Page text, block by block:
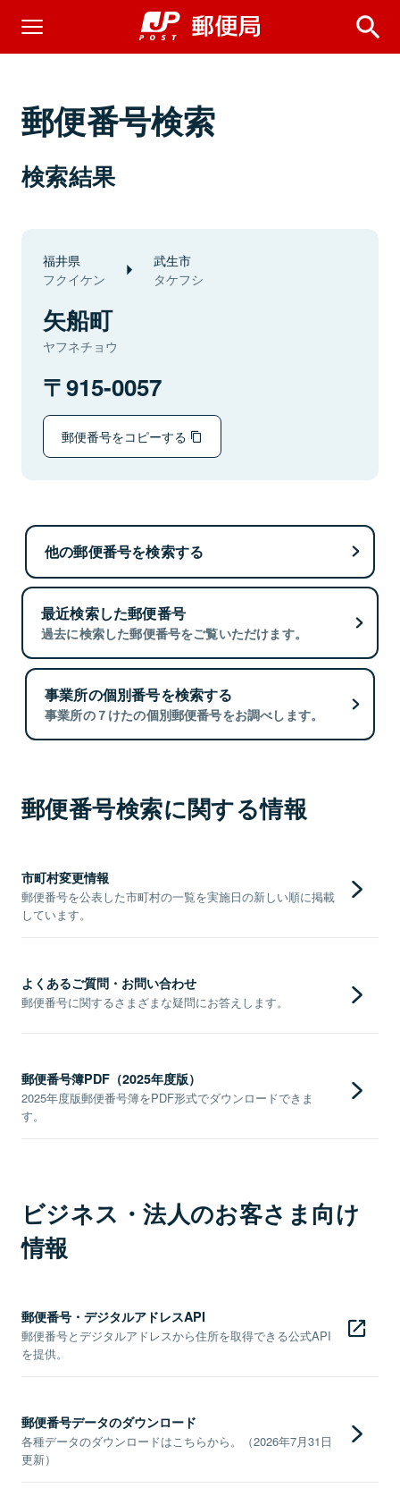
郵便番号検索
検索結果
福井県
フクイケン
武生市
タケフシ
矢船町
ヤフネチョウ
915-0057
郵便番号をコピーする
他の郵便番号を検索する
最近検索した郵便番号
過去に検索した郵便番号をご覧いただけます。
事業所の個別番号を検索する
事業所の７けたの個別郵便番号をお調べします。
郵便番号検索に関する情報
市町村変更情報
郵便番号を公表した市町村の一覧を実施日の新しい順に掲載
しています。
よくあるご質問・お問い合わせ
郵便番号に関するさまざまな疑問にお答えします。
郵便番号簿PDF（2025年度版）
2025年度版郵便番号簿をPDF形式でダウンロードできま
す。
ビジネス・法人のお客さま向け
情報
郵便番号・デジタルアドレスAPI
郵便番号とデジタルアドレスから住所を取得できる公式API
を提供。
郵便番号データのダウンロード
各種データのダウンロードはこちらから。（2026年7月31日
更新）